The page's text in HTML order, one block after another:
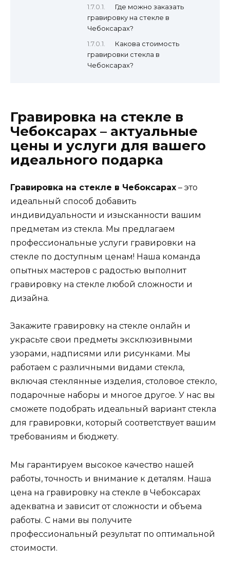
Где можно заказать
гравировку на стекле в
Чебоксарах?
Какова стоимость
гравировки стекла в
Чебоксарах?
Гравировка на стекле в
Чебоксарах – актуальные
цены и услуги для вашего
идеального подарка
Гравировка на стекле в Чебоксарах – это
идеальный способ добавить
индивидуальности и изысканности вашим
предметам из стекла. Мы предлагаем
профессиональные услуги гравировки на
стекле по доступным ценам! Наша команда
опытных мастеров с радостью выполнит
гравировку на стекле любой сложности и
дизайна.
Закажите гравировку на стекле онлайн и
украсьте свои предметы эксклюзивными
узорами, надписями или рисунками. Мы
работаем с различными видами стекла,
включая стеклянные изделия, столовое стекло,
подарочные наборы и многое другое. У нас вы
сможете подобрать идеальный вариант стекла
для гравировки, который соответствует вашим
требованиям и бюджету.
Мы гарантируем высокое качество нашей
работы, точность и внимание к деталям. Наша
цена на гравировку на стекле в Чебоксарах
адекватна и зависит от сложности и объема
работы. С нами вы получите
профессиональный результат по оптимальной
стоимости.